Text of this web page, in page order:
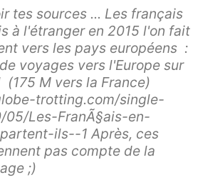
tes sources ... Les français
à l'étranger en 2015 l'on fait
vers les pays européens :
voyages vers l'Europe sur
M vers la France)
trotting.com/single-
05/Les-FranÃ§ais-en-
ils--1 Après, ces
pas compte de la
;)